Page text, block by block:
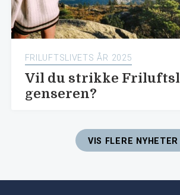
FRILUFTSLIVETS ÅR 2025
Vil du strikke
genseren?
VIS FLERE NYHETER